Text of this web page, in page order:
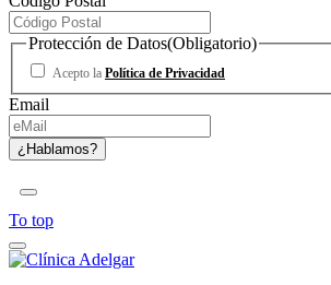
Protección de Datos(Obligatorio)
Acepto la Política de Privacidad
Email
To top